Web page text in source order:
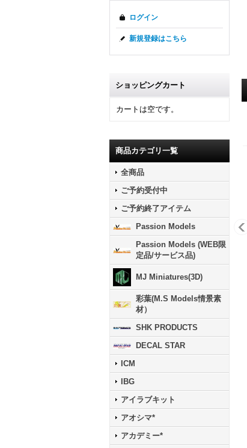
ログイン
新規登録はこちら
ショッピングカート
カートは空です。
商品カテゴリ一覧
全商品
ご予約受付中
ご予約終了アイテム
Passion Models
Passion Models (WEB限
定品/サービス品)
MJ Miniatures(3D)
彩葉(M.S Models情景素
材）
SHK PRODUCTS
DECAL STAR
ICM
IBG
アイラブキット
アオシマ*
アカデミー*